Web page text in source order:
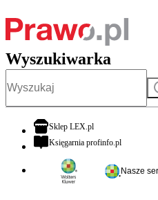
Wyszukiwarka
Sklep LEX.plotwiera się w nowej
Księgarnia profinfo.plotwiera się
Nasze